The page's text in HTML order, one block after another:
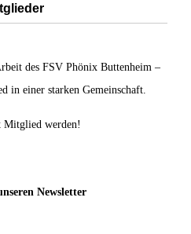
des FSV Phönix Buttenheim –
in einer starken Gemeinschaft.
Mitglied werden!
Newsletter